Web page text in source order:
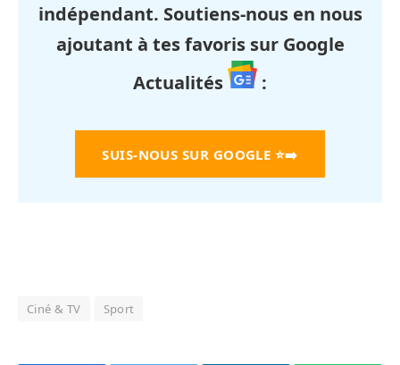
indépendant. Soutiens-nous en nous
ajoutant à tes favoris sur Google
Actualités
:
SUIS-NOUS SUR GOOGLE ⭐➡️
Ciné & TV Sport